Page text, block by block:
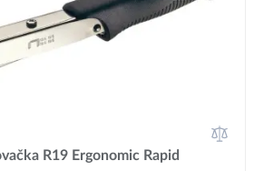
R19 Ergonomic Rapid